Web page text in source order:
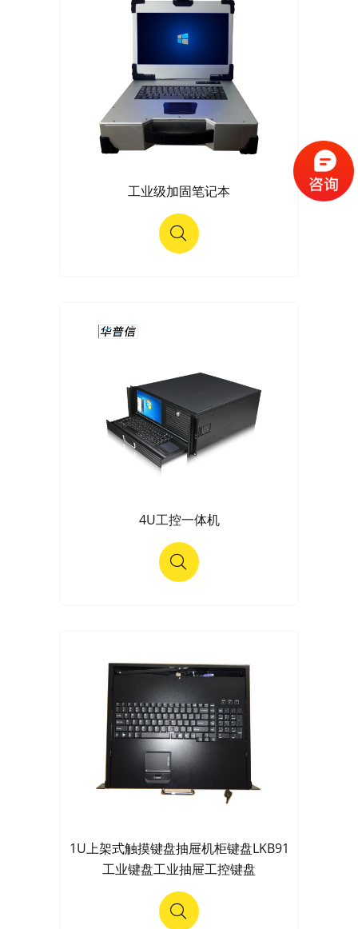
工业级加固笔记本
4U工控一体机
1U上架式触摸键盘抽屉机柜键盘LKB91
工业键盘工业抽屉工控键盘